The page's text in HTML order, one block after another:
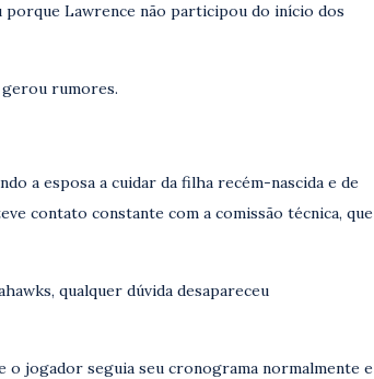
Lawrence não participou do início dos
gerou rumores.
a esposa a cuidar da filha recém-nascida e de
contato constante com a comissão técnica, que
qualquer dúvida desapareceu
o jogador seguia seu cronograma normalmente e